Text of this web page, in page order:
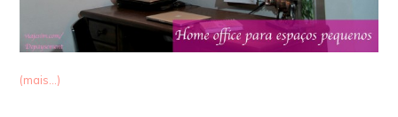
(mais…)